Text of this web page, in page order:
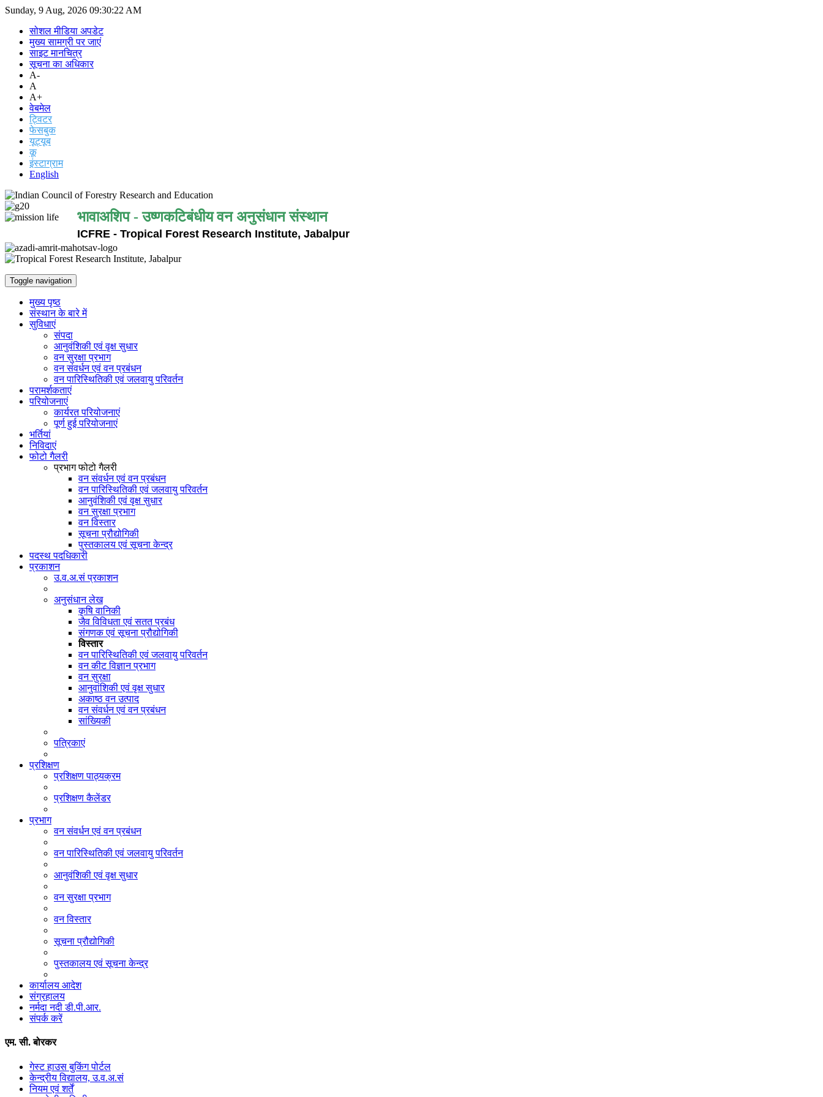
Sunday, 9 Aug, 2026 09:30:22 AM
सोशल मीडिया अपडेट
मुख्य सामग्री पर जाएं
साइट मानचित्र
सूचना का अधिकार
A-
A
A+
वेबमेल
ट्विटर
फेसबुक
यूट्यूब
कू
इंस्टाग्राम
English
भावाअशिप - उष्णकटिबंधीय वन अनुसंधान संस्थान
ICFRE - Tropical Forest Research Institute, Jabalpur
Toggle navigation
मुख्य पृष्ठ
संस्थान के बारे में
सुविधाएं
संपदा
आनुवंशिकी एवं वृक्ष सुधार
वन सुरक्षा प्रभाग
वन संवर्धन एवं वन प्रबंधन
वन पारिस्थितिकी एवं जलवायु परिवर्तन
परामर्शकताएं
परियोजनाएं
कार्यरत परियोजनाएं
पूर्ण हुई परियोजनाएं
भर्तियां
निविदाएं
फोटो गैलरी
प्रभाग फोटो गैलरी
वन संवर्धन एवं वन प्रबंधन
वन पारिस्थितिकी एवं जलवायु परिवर्तन
आनुवंशिकी एवं वृक्ष सुधार
वन सुरक्षा प्रभाग
वन विस्तार
सूचना प्रौद्योगिकी
पुस्तकालय एवं सूचना केन्द्र
पदस्थ पदधिकारी
प्रकाशन
उ.व.अ.सं प्रकाशन
अनुसंधान लेख
कृषि वानिकी
जैव विविधता एवं सतत प्रबंध
संगणक एवं सूचना प्रौद्योगिकी
विस्तार
वन पारिस्थितिकी एवं जलवायु परिवर्तन
वन कीट विज्ञान प्रभाग
वन सुरक्षा
आनुवांशिकी एवं वृक्ष सुधार
अकाष्ठ वन उत्पाद
वन संवर्धन एवं वन प्रबंधन
सांख्यिकी
पत्रिकाएं
प्रशिक्षण
प्रशिक्षण पाठ्यक्रम
प्रशिक्षण कैलेंडर
प्रभाग
वन संवर्धन एवं वन प्रबंधन
वन पारिस्थितिकी एवं जलवायु परिवर्तन
आनुवंशिकी एवं वृक्ष सुधार
वन सुरक्षा प्रभाग
वन विस्तार
सूचना प्रौद्योगिकी
पुस्तकालय एवं सूचना केन्द्र
कार्यालय आदेश
संग्रहालय
नर्मदा नदी डी.पी.आर.
संपर्क करें
एम. सी. बोरकर
गेस्ट हाउस बुकिंग पोर्टल
केन्द्रीय विद्यालय, उ.व.अ.सं
नियम एवं शर्तें